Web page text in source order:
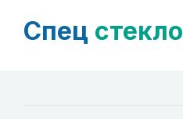
Спец стекло